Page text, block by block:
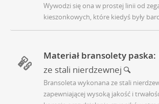
Wywodzi się ona w prostej linii od
kieszonkowych, które kiedyś były
Materiał bransolety paska:
ze stali nierdzewnej
Bransoleta wykonana ze stali
zapewniającej wysoką jakość i